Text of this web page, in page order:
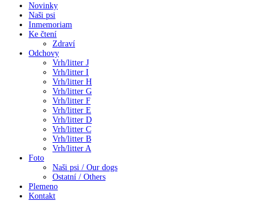
Novinky
Naši psi
Inmemoriam
Ke čtení
Zdraví
Odchovy
Vrh/litter J
Vrh/litter I
Vrh/litter H
Vrh/litter G
Vrh/litter F
Vrh/litter E
Vrh/litter D
Vrh/litter C
Vrh/litter B
Vrh/litter A
Foto
Naši psi / Our dogs
Ostatní / Others
Plemeno
Kontakt